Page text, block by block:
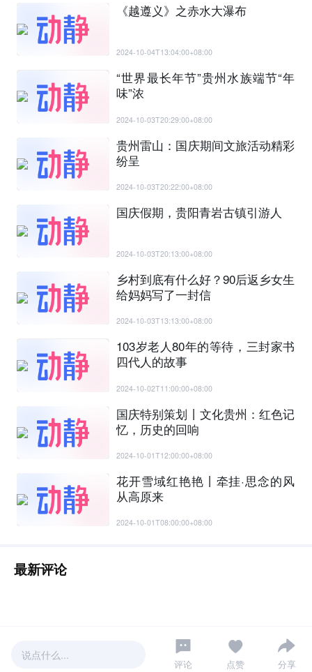
说点什么...
评论 点赞 分享
《越遵义》之赤水大瀑布
2024-10-04T13:04:00+08:00
“世界最长年节”贵州水族端节“年
味”浓
2024-10-03T20:29:00+08:00
贵州雷山：国庆期间文旅活动精彩
纷呈
2024-10-03T20:22:00+08:00
国庆假期，贵阳青岩古镇引游人
2024-10-03T20:13:00+08:00
乡村到底有什么好？90后返乡女生
给妈妈写了一封信
2024-10-03T13:13:00+08:00
103岁老人80年的等待，三封家书
四代人的故事
2024-10-02T11:00:00+08:00
国庆特别策划丨文化贵州：红色记
忆，历史的回响
2024-10-01T12:00:00+08:00
花开雪域红艳艳丨牵挂·思念的风
从高原来
2024-10-01T08:00:00+08:00
最新评论